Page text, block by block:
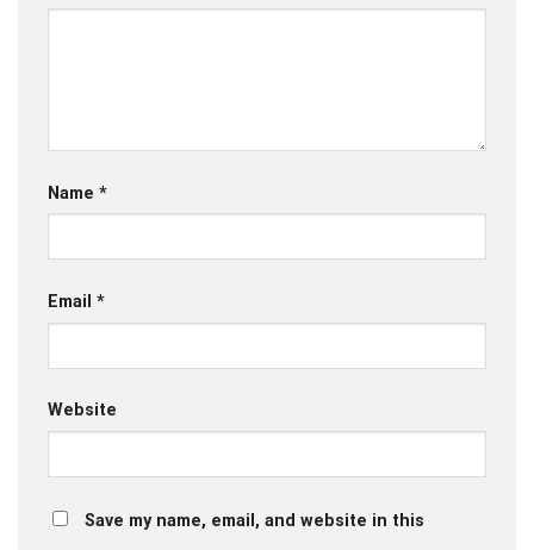
Name *
Email *
Website
Save my name, email, and website in this